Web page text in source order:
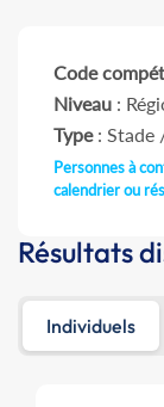
Code
Niveau :
Type: Stade
Personnes à
calendrier ou
Résultats
Individuels